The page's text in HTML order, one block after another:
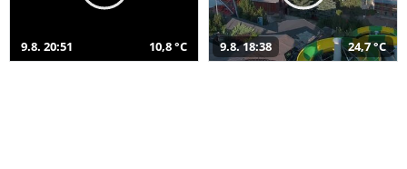
9.8. 20:51 10,8 °C 9.8. 18:38 24,7 °C